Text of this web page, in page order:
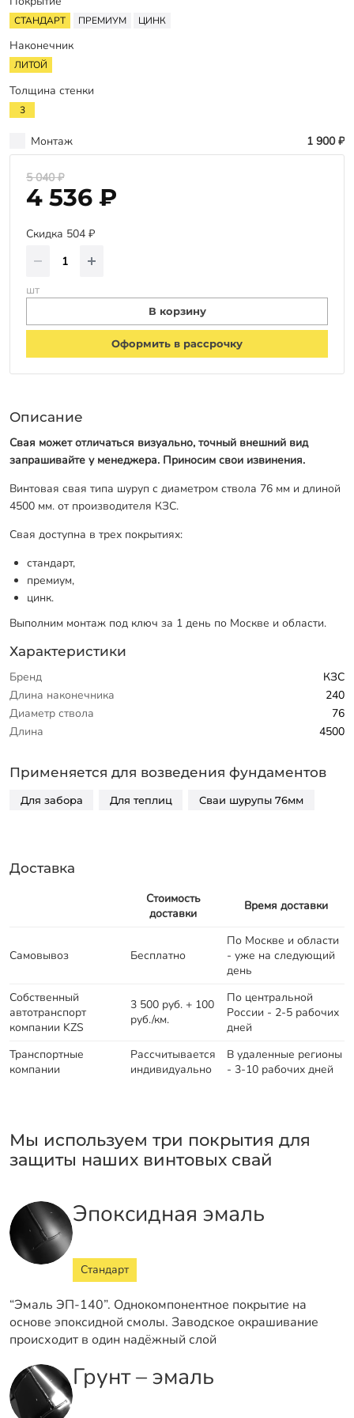
Отзывы
Гарантии
Программа лояльности
Вакансии
Заказать звонок
СТАНДАРТ ПРЕМИУМ ЦИНК
Наконечник
ЛИТОЙ
Толщина стенки
3
Монтаж 1 900 ₽
5 040 ₽
4 536 ₽
Скидка 504 ₽
шт
В корзину
Оформить в рассрочку
Описание
Свая может отличаться визуально, точный внешний вид
запрашивайте у менеджера. Приносим свои извинения.
Винтовая свая типа шуруп с диаметром ствола 76 мм и длиной
4500 мм. от производителя КЗС.
Свая доступна в трех покрытиях:
стандарт,
премиум,
цинк.
Выполним монтаж под ключ за 1 день по Москве и области.
Характеристики
Бренд
КЗС
Длина наконечника
240
Диаметр ствола
76
Длина
4500
Применяется для возведения фундаментов
Для забора Для теплиц Сваи шурупы 76мм
Доставка
Стоимость
доставки
Время доставки
Самовывоз Бесплатно
По Москве и области
- уже на следующий
день
Собственный
автотранспорт
компании KZS
3 500 руб. + 100
руб./км.
По центральной
России - 2-5 рабочих
дней
Транспортные
компании
Рассчитывается
индивидуально
В удаленные регионы
- 3-10 рабочих дней
Мы используем три покрытия для
защиты наших винтовых свай
Эпоксидная эмаль
Стандарт
“Эмаль ЭП-140”. Однокомпонентное покрытие на
основе эпоксидной смолы. Заводское окрашивание
происходит в один надёжный слой
Грунт – эмаль